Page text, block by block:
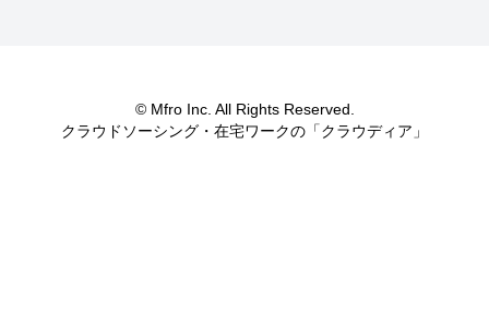
© Mfro Inc. All Rights Reserved.
クラウドソーシング・在宅ワークの「クラウディア」